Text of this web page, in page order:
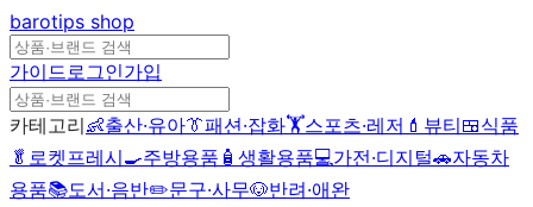
barotips shop
가이드로그인가입
카테고리👶출산·유아👔패션·잡화🏋️스포츠·레저 💄 뷰티🍱식품
🥬 로켓프레시🍳주방용품 🧴 생활용품💻가전·디지털🚗자동차
용품📚도서·음반✏️문구·사무🐶반려·애완